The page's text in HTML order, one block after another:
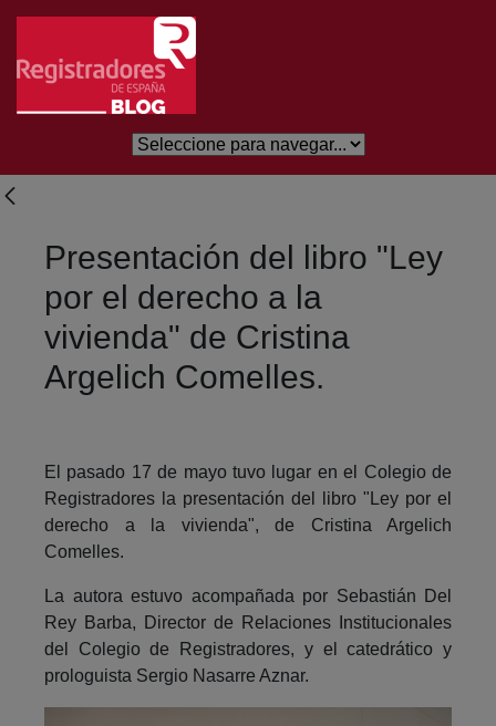
Salta al contingut principal
Presentación del libro "Ley
por el derecho a la
vivienda" de Cristina
Argelich Comelles.
El pasado 17 de mayo tuvo lugar en el Colegio de
Registradores la presentación del libro "Ley por el
derecho a la vivienda", de Cristina Argelich
Comelles.
La autora estuvo acompañada por Sebastián Del
Rey Barba, Director de Relaciones Institucionales
del Colegio de Registradores, y el catedrático y
prologuista Sergio Nasarre Aznar.